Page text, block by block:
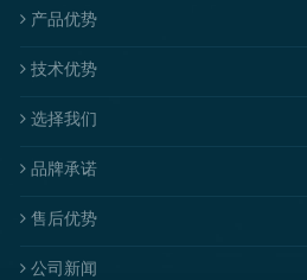
产品优势
技术优势
选择我们
品牌承诺
售后优势
公司新闻